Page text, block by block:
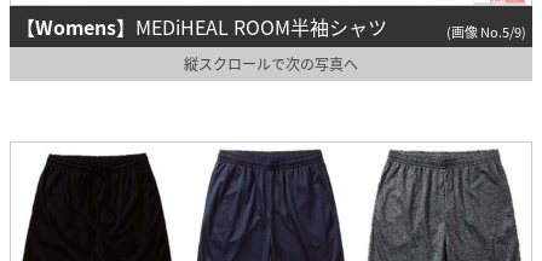
【Womens】 MEDiHEAL ROOM半袖シャツ (画像 No.5/9)
縦スクロールで次の写真へ